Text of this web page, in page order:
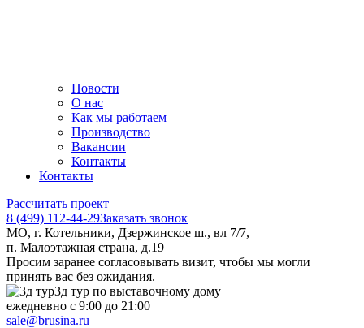
Новости
О нас
Как мы работаем
Производство
Вакансии
Контакты
Контакты
Рассчитать проект
8 (499) 112-44-29Заказать звонок
МО, г. Котельники, Дзержинское ш., вл 7/7,
п. Малоэтажная страна, д.19
Просим заранее согласовывать визит, чтобы мы могли
принять вас без ожидания.
3д тур по выставочному дому
ежедневно с 9:00 до 21:00
sale@brusina.ru